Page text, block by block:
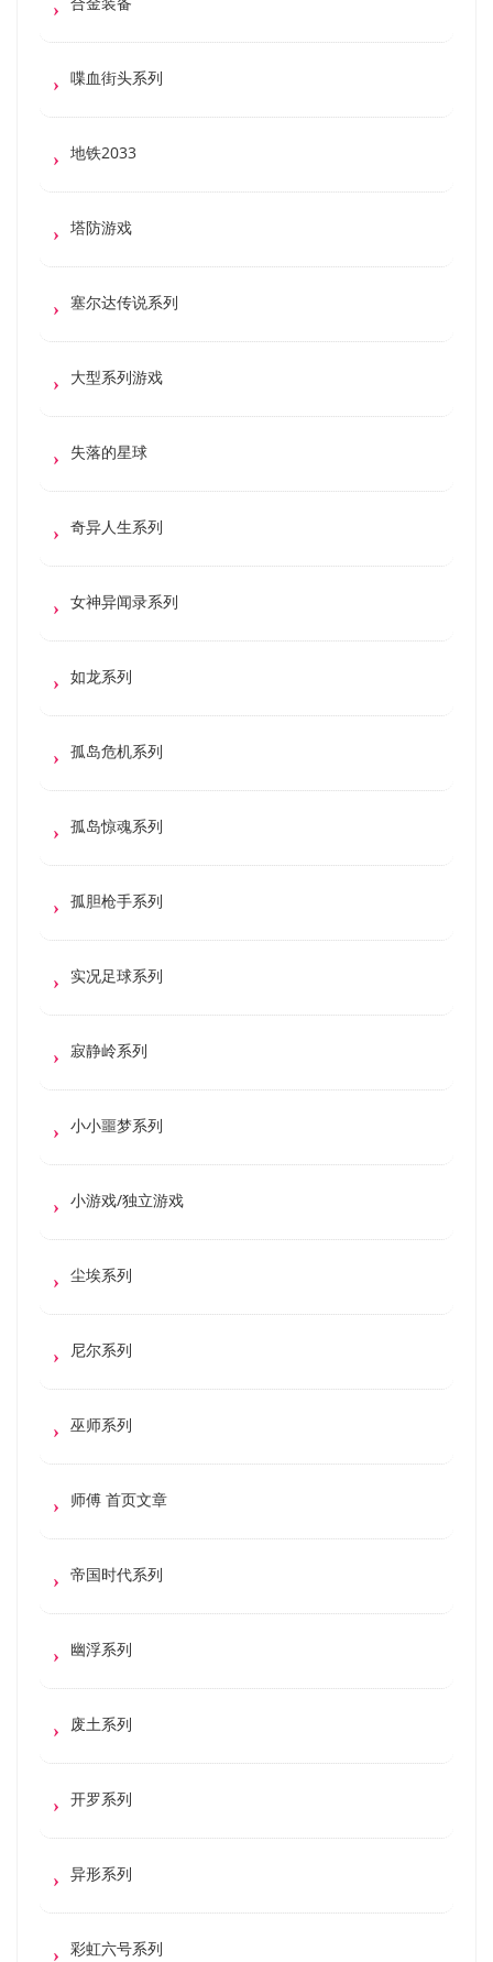
喋血街头系列
地铁2033
塔防游戏
塞尔达传说系列
大型系列游戏
失落的星球
奇异人生系列
女神异闻录系列
如龙系列
孤岛危机系列
孤岛惊魂系列
孤胆枪手系列
实况足球系列
寂静岭系列
小小噩梦系列
小游戏/独立游戏
尘埃系列
尼尔系列
巫师系列
师傅 首页文章
帝国时代系列
幽浮系列
废土系列
开罗系列
异形系列
彩虹六号系列